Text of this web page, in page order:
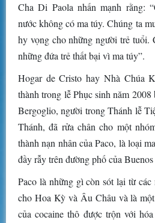
Cha Di Paola nhấn mạnh rằng:
nước không có ma túy. Chúng ta
hy vọng cho những người trẻ tuổi.
những đứa trẻ thất bại vì ma túy”.
Hogar de Cristo hay Nhà Chúa
thành trong lễ Phục sinh năm
Bergoglio, người trong Thánh lễ
Thánh, đã rửa chân cho một
thành nạn nhân của Paco, là loại
đầy rẫy trên đường phố của
Paco là những gì còn sót lại từ các
cho Hoa Kỳ và Âu Châu và là
của cocaine thô được trộn với